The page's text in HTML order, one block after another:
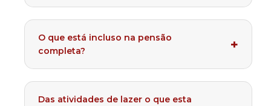
O que está incluso na pensão
completa?
Das atividades de lazer o que esta